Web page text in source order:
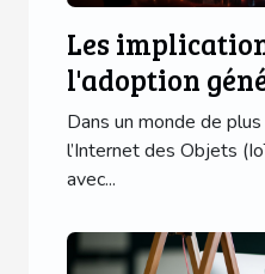
Les
l'adoption
Dans un monde de
l’Internet des Objets
avec...